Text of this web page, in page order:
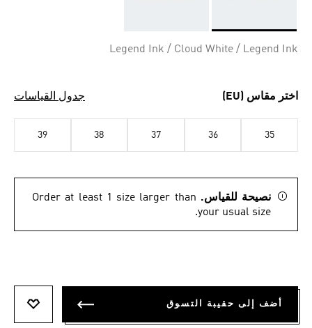
Legend Ink / Cloud White / Legend Ink
اختر مقاس (EU) جدول القياسات
35
36
37
38
39
نصيحة للقياس. Order at least 1 size larger than
your usual size.
أضف إلى حقيبة التسوق